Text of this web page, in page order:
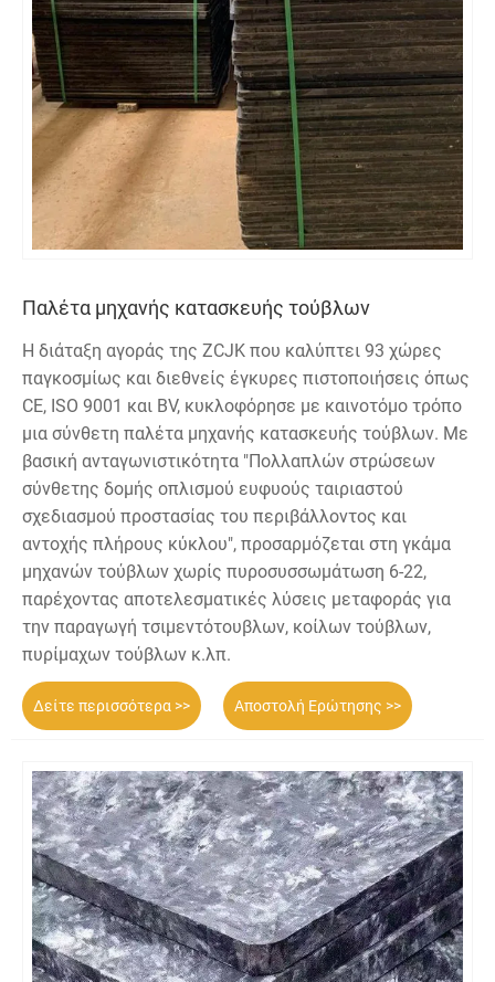
Παλέτα μηχανής κατασκευής τούβλων
Η διάταξη αγοράς της ZCJK που καλύπτει 93 χώρες
παγκοσμίως και διεθνείς έγκυρες πιστοποιήσεις όπως
CE, ISO 9001 και BV, κυκλοφόρησε με καινοτόμο τρόπο
μια σύνθετη παλέτα μηχανής κατασκευής τούβλων. Με
βασική ανταγωνιστικότητα "Πολλαπλών στρώσεων
σύνθετης δομής οπλισμού ευφυούς ταιριαστού
σχεδιασμού προστασίας του περιβάλλοντος και
αντοχής πλήρους κύκλου", προσαρμόζεται στη γκάμα
μηχανών τούβλων χωρίς πυροσυσσωμάτωση 6-22,
παρέχοντας αποτελεσματικές λύσεις μεταφοράς για
την παραγωγή τσιμεντότουβλων, κοίλων τούβλων,
πυρίμαχων τούβλων κ.λπ.
Δείτε περισσότερα >> Αποστολή Ερώτησης >>